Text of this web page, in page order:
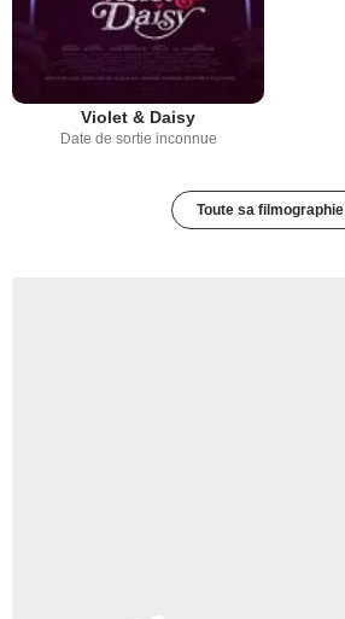
Violet & Daisy
Date de sortie inconnue
Toute sa filmographie